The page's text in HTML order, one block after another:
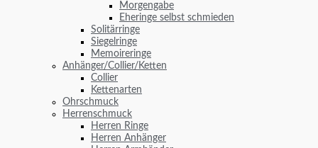
Morgengabe
Eheringe selbst schmieden
Solitärringe
Siegelringe
Memoireringe
Anhänger/Collier/Ketten
Collier
Kettenarten
Ohrschmuck
Herrenschmuck
Herren Ringe
Herren Anhänger